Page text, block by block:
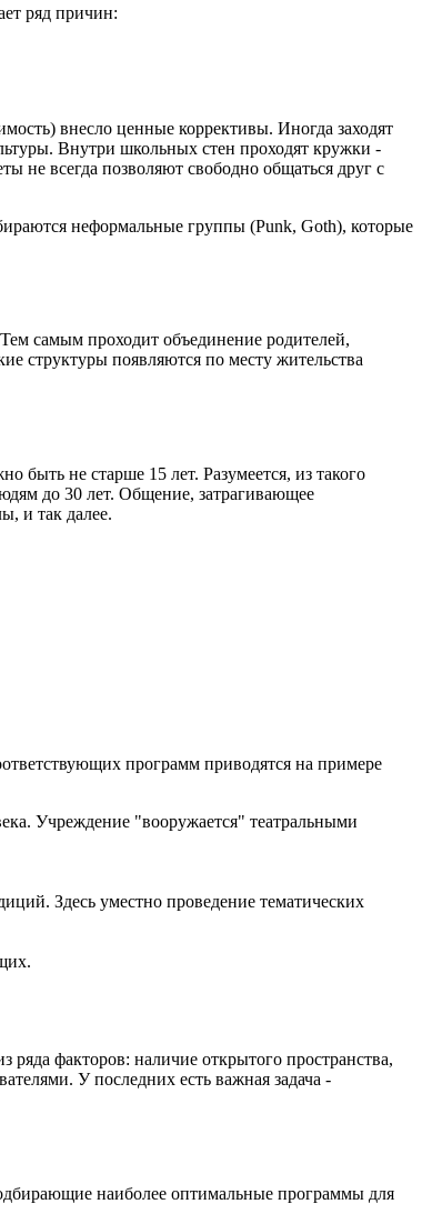
ряд причин:
внесло ценные коррективы. Иногда заходят
Внутри школьных стен проходят кружки -
не всегда позволяют свободно общаться друг с
неформальные группы (Punk, Goth), которые
самым проходит объединение родителей,
структуры появляются по месту жительства
не старше 15 лет. Разумеется, из такого
до 30 лет. Общение, затрагивающее
и так далее.
программ приводятся на примере
Учреждение "вооружается" театральными
Здесь уместно проведение тематических
факторов: наличие открытого пространства,
У последних есть важная задача -
наиболее оптимальные программы для